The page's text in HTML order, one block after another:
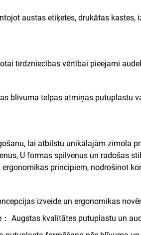
austas etiķetes, drukātas
tirdzniecības vērtībai pieejami
blīvuma telpas atmiņas putuplastu
lai atbilstu unikālajām zīmola
U formas spilvenus un radošas
principiem, nodrošinot
izveide un ergonomikas
Augstas kvalitātes putuplastu un